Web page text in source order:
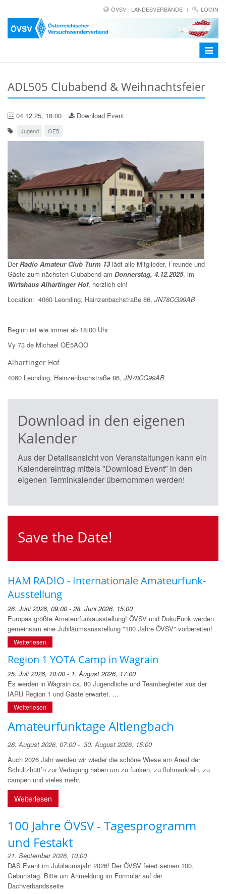
ÖVSV - LANDESVERBÄNDE LOGIN
Toggle
ADL505 Clubabend & Weihnachtsfeier
04.12.25, 18:00 Download Event
Jugend OE5
DerRadio Amateur Club Turm 13lädt alle Mitglieder, Freunde und
Gäste zum nächsten Clubabend am Donnerstag, 4.12.2025, im
Wirtshaus Alhartinger Hof, herzlich ein!
Location: 4060 Leonding, Hainzenbachstraße 86, JN78CG99AB
Beginn ist wie immer ab 18:00 Uhr
Vy 73 de Michael OE5AOO
Alhartinger Hof
4060 Leonding, Hainzenbachstraße 86, JN78CG99AB
Download in den eigenen
Kalender
Aus der Detailsansicht von Veranstaltungen kann ein
Kalendereintrag mittels "Download Event" in den
eigenen Terminkalender übernommen werden!
Save the Date!
HAM RADIO - Internationale Amateurfunk-
Ausstellung
26. Juni 2026, 09:00 - 28. Juni 2026, 15:00
Europas größte Amateurfunkausstellung! ÖVSV und DokuFunk werden
gemeinsam eine Jubiläumsausstellung "100 Jahre ÖVSV" vorbereiten!
Weiterlesen
Region 1 YOTA Camp in Wagrain
25. Juli 2026, 10:00 - 1. August 2026, 17:00
Es werden in Wagrain ca. 80 Jugendliche und Teambegleiter aus der
IARU Region 1 und Gäste erwartet. ...
Weiterlesen
Amateurfunktage Altlengbach
28. August 2026, 07:00 - 30. August 2026, 15:00
Auch 2026 Jahr werden wir wieder die schöne Wiese am Areal der
Schultzhütt’n zur Verfügung haben um zu funken, zu flohmarkteln, zu
campen und vieles mehr.
Weiterlesen
100 Jahre ÖVSV - Tagesprogramm
und Festakt
21. September 2026, 10:00
DAS Event im Jubiläumsjahr 2026! Der ÖVSV feiert seinen 100.
Geburtstag. Bitte um Anmeldung im Formular auf der
Dachverbandsseite